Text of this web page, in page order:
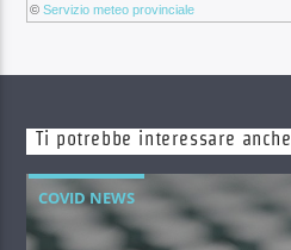
©Servizio meteo provinciale
Ti potrebbe interessare anche
COVID NEWS